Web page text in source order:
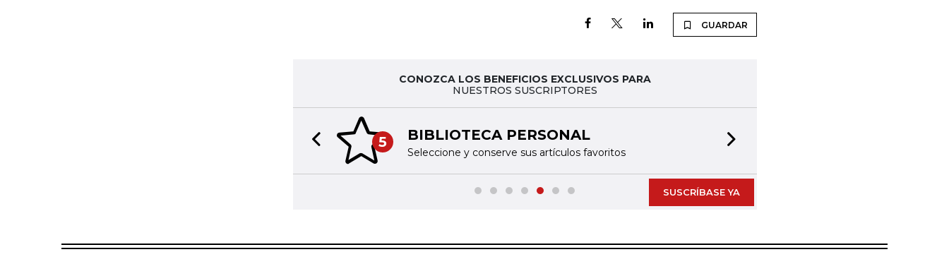
GUARDAR
CONOZCA LOS BENEFICIOS EXCLUSIVOS PARA
NUESTROS SUSCRIPTORES
5 BIBLIOTECA PERSONAL
Seleccione y conserve sus artículos favoritos
Previous slide
SUSCRÍBASE YA